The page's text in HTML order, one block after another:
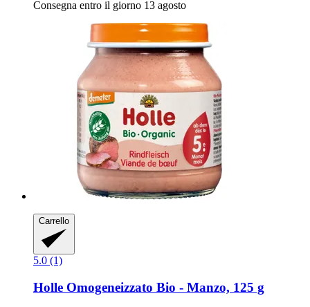
Consegna entro il giorno 13 agosto
Carrello
5.0 (1)
Holle Omogeneizzato Bio -​ Manzo, 125 g